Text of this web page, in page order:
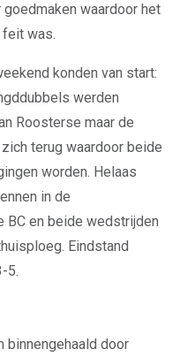
waardoor het
was.
konden van start:
werden
Roosterse maar de
terug waardoor beide
worden. Helaas
in de
BC en beide wedstrijden
Eindstand
5.
binnengehaald door